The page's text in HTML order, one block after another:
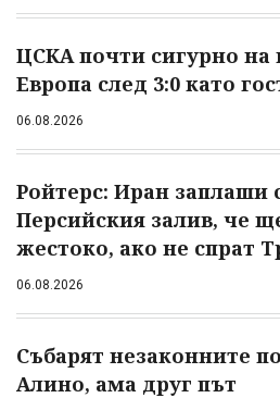
ЦСКА почти сигурно на
Европа след 3:0 като
06.08.2026
Ройтерс: Иран заплаши
Персийския залив, че
жестоко, ако не спрат
06.08.2026
Събарят незаконните
Алино, ама друг път